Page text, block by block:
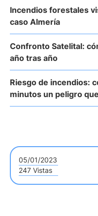
Incendios forestales
caso Almería
Confronto Satelital:
año tras año
Riesgo de incendios:
minutos un peligro
05/01/2023
247 Vistas